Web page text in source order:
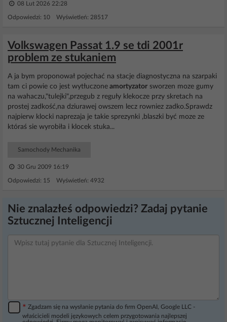
08 Lut 2026 22:28
Odpowiedzi: 10 Wyświetleń: 28517
Volkswagen Passat 1.9 se tdi 2001r
problem ze stukaniem
A ja bym proponował pojechać na stacje diagnostyczna na szarpaki
tam ci powie co jest wytłuczone amortyzator sworzen moze gumy
na wahaczu,"tulejki",przegub z reguły klekocze przy skretach na
prostej zadkość,na dziurawej owszem lecz rowniez zadko.Sprawdz
najpierw klocki naprezaja je takie sprezynki ,blaszki być moze ze
któraś sie wyrobiła i klocek stuka...
Samochody Mechanika
30 Gru 2009 16:19
Odpowiedzi: 15 Wyświetleń: 4932
Nie znalazłeś odpowiedzi? Zadaj pytanie
Sztucznej Inteligencji
* Zgadzam się na wysłanie pytania do firm OpenAI, Google LLC -
właścicieli modeli językowych celem przygotowania najlepszej